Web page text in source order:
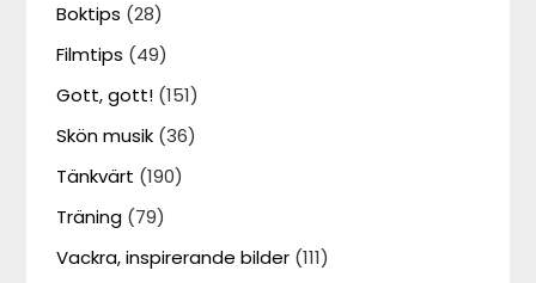
Boktips (28)
Filmtips (49)
Gott, gott! (151)
Skön musik (36)
Tänkvärt (190)
Träning (79)
Vackra, inspirerande bilder (111)